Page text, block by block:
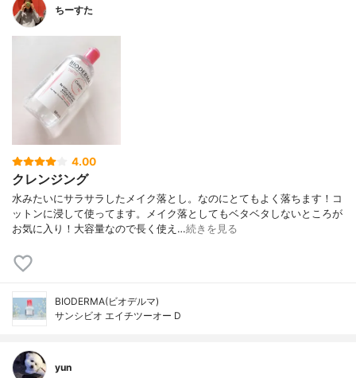
ちーすた
4.00
クレンジング
水みたいにサラサラしたメイク落とし。なのにとてもよく落ちます！コ
ットンに浸して使ってます。メイク落としてもベタベタしないところが
お気に入り！大容量なので長く使え…続きを見る
BIODERMA(ビオデルマ)
サンシビオ エイチツーオー D
yun